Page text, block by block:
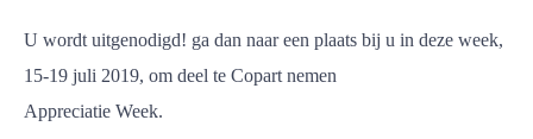
U wordt uitgenodigd! ga dan naar een plaats bij u in deze week,
15-19 juli 2019, om deel te Copart nemen
Appreciatie Week.